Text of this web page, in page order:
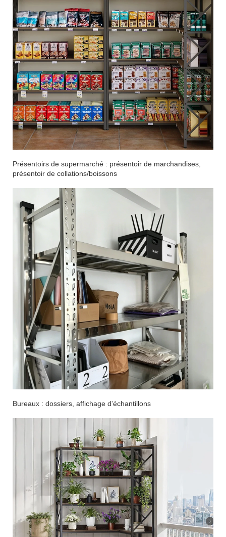
Présentoirs de supermarché : présentoir de marchandises,
présentoir de collations/boissons
Bureaux : dossiers, affichage d'échantillons